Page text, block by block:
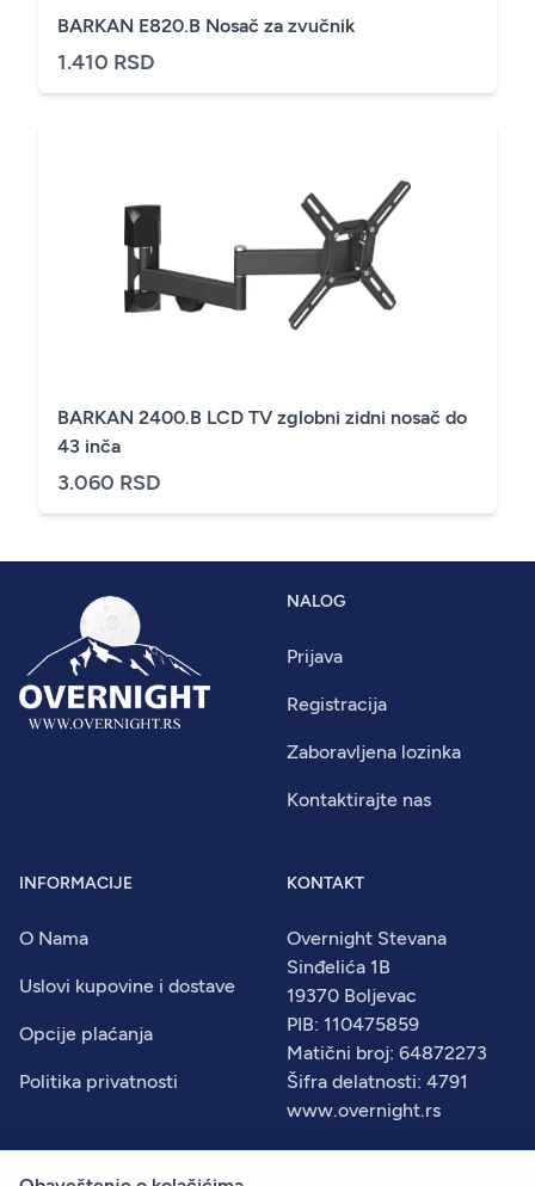
BARKAN E820.B Nosač za zvučnik
1.410 RSD
BARKAN 2400.B LCD TV zglobni zidni nosač do
43 inča
3.060 RSD
NALOG
Prijava
Registracija
Zaboravljena lozinka
Kontaktirajte nas
INFORMACIJE
O Nama
Uslovi kupovine i dostave
Opcije plaćanja
Politika privatnosti
KONTAKT
Overnight Stevana
Sinđelića 1B
19370 Boljevac
PIB: 110475859
Matični broj: 64872273
Šifra delatnosti: 4791
www.overnight.rs